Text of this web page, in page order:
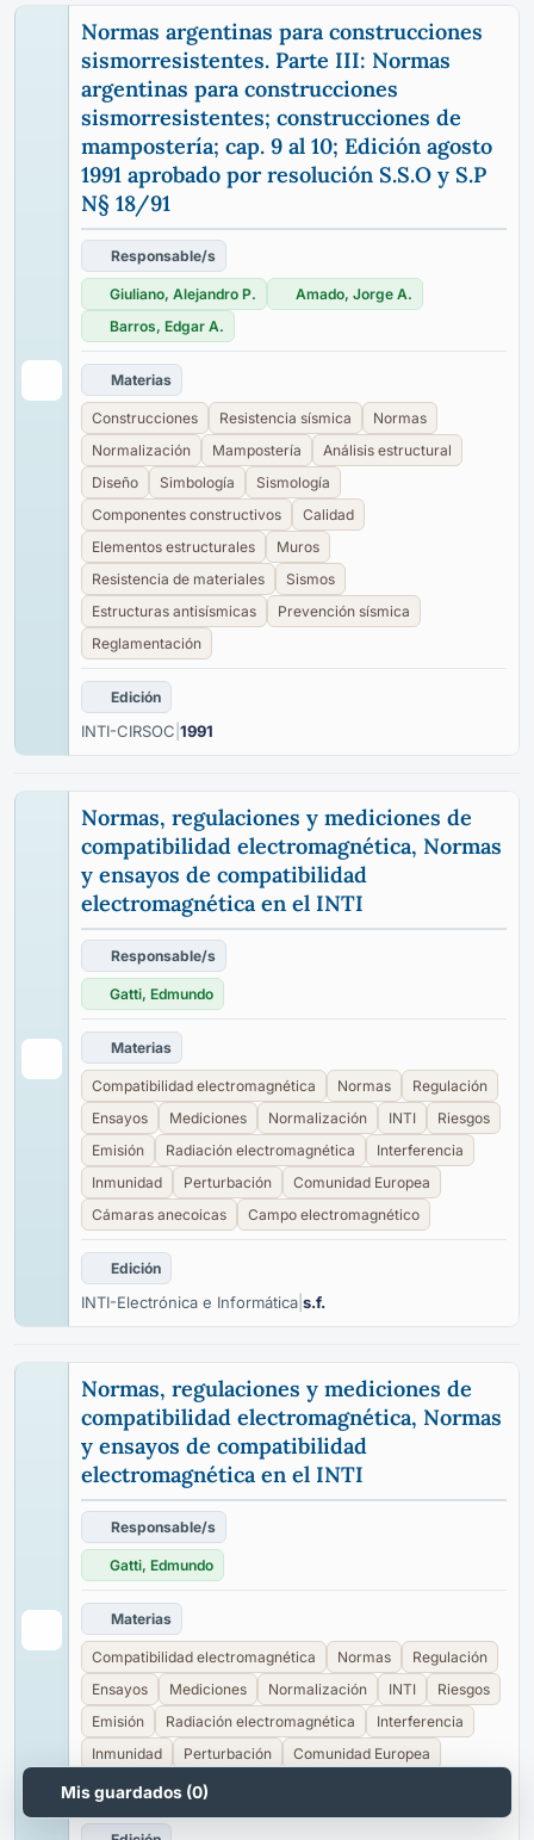
Normas argentinas para construcciones
sismorresistentes. Parte III: Normas
argentinas para construcciones
sismorresistentes; construcciones de
mampostería; cap. 9 al 10; Edición agosto
1991 aprobado por resolución S.S.O y S.P
N§ 18/91
Responsable/s
Giuliano, Alejandro P.
Amado, Jorge A.
Barros, Edgar A.
Materias
Construcciones Resistencia sísmica
Normas
Normalización
Mampostería
Análisis estructural
Diseño
Simbología
Sismología
Componentes constructivos
Calidad
Elementos estructurales
Muros
Resistencia de materiales
Sismos
Estructuras antisísmicas
Prevención sísmica
Reglamentación
Edición
INTI-CIRSOC 1991
Normas, regulaciones y mediciones de
compatibilidad electromagnética, Normas
y ensayos de compatibilidad
electromagnética en el INTI
Responsable/s
Gatti, Edmundo
Materias
Compatibilidad electromagnética Normas
Regulación
Ensayos
Mediciones Normalización INTI
Riesgos
Emisión
Radiación electromagnética
Interferencia
Inmunidad
Perturbación
Comunidad Europea
Cámaras anecoicas
Campo electromagnético
Edición
INTI-Electrónica e Informática s.f.
Normas, regulaciones y mediciones de
compatibilidad electromagnética, Normas
y ensayos de compatibilidad
electromagnética en el INTI
Responsable/s
Gatti, Edmundo
Materias
Compatibilidad electromagnética Normas
Regulación
Ensayos
Mediciones Normalización INTI
Riesgos
Emisión
Radiación electromagnética
Interferencia
Inmunidad
Perturbación
Comunidad Europea
Cámaras anecoicas
Mis guardados (0)